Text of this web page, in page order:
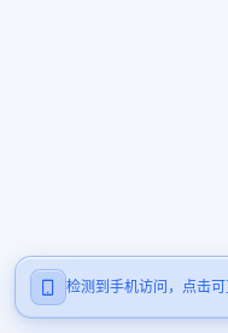
检测到手机访问，点击可